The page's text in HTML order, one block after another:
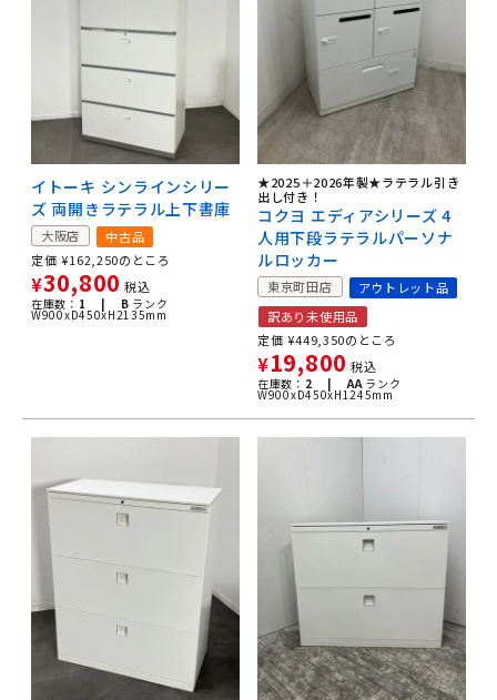
イトーキ シンラインシリー
ズ 両開きラテラル上下書庫
大阪店
中古品
定価 ¥162,250のところ
¥30,800 税込
在庫数： 1 | B ランク
W900xD450xH2135mm
★2025＋2026年製★ラテラル引き
出し付き！
コクヨ エディアシリーズ 4
人用下段ラテラルパーソナ
ルロッカー
東京町田店
アウトレット品
訳あり未使用品
定価 ¥449,350のところ
¥19,800 税込
在庫数： 2 | AAランク
W900xD450xH1245mm